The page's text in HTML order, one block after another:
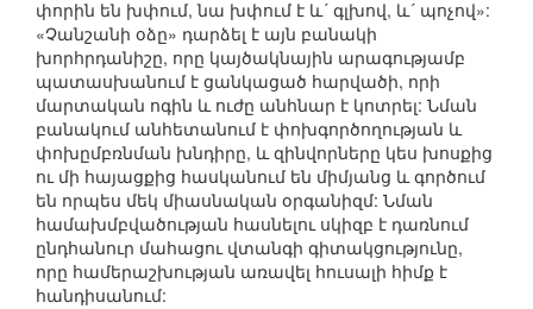
փորին են խփում, նա խփում է և´ գլխով, և´ պոչով»:
«Չանշանի օձը» դարձել է այն բանակի
խորհրդանիշը, որը կայծակնային արագությամբ
պատասխանում է ցանկացած հարվածի, որի
մարտական ոգին և ուժը անհնար է կոտրել: Նման
բանակում անհետանում է փոխգործողության և
փոխըմբռնման խնդիրը, և զինվորները կես խոսքից
ու մի հայացքից հասկանում են միմյանց և գործում
են որպես մեկ միասնական օրգանիզմ: Նման
համախմբվածության հասնելու սկիզբ է դառնում
ընդհանուր մահացու վտանգի գիտակցությունը,
որը համերաշխության առավել հուսալի հիմք է
հանդիսանում: